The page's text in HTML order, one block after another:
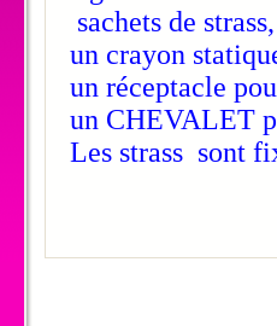
sachets de
un crayon
un réceptacle
un CHEVALET
Les strass sont